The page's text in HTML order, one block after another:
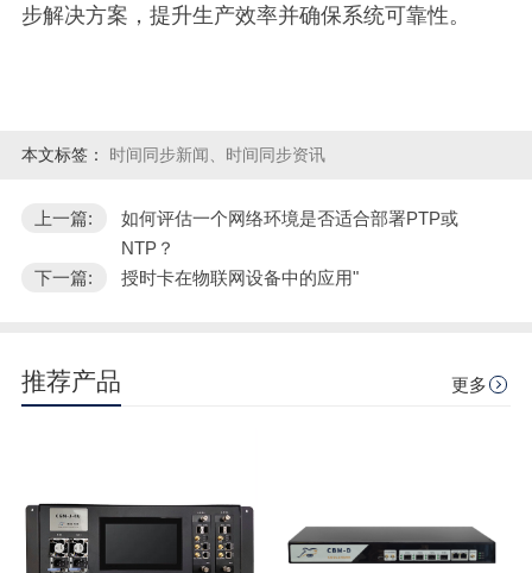
步解决方案，提升生产效率并确保系统可靠性。
本文标签： 时间同步新闻、时间同步资讯
上一篇:
如何评估一个网络环境是否适合部署PTP或
NTP？
下一篇:
授时卡在物联网设备中的应用"
推荐产品 更多